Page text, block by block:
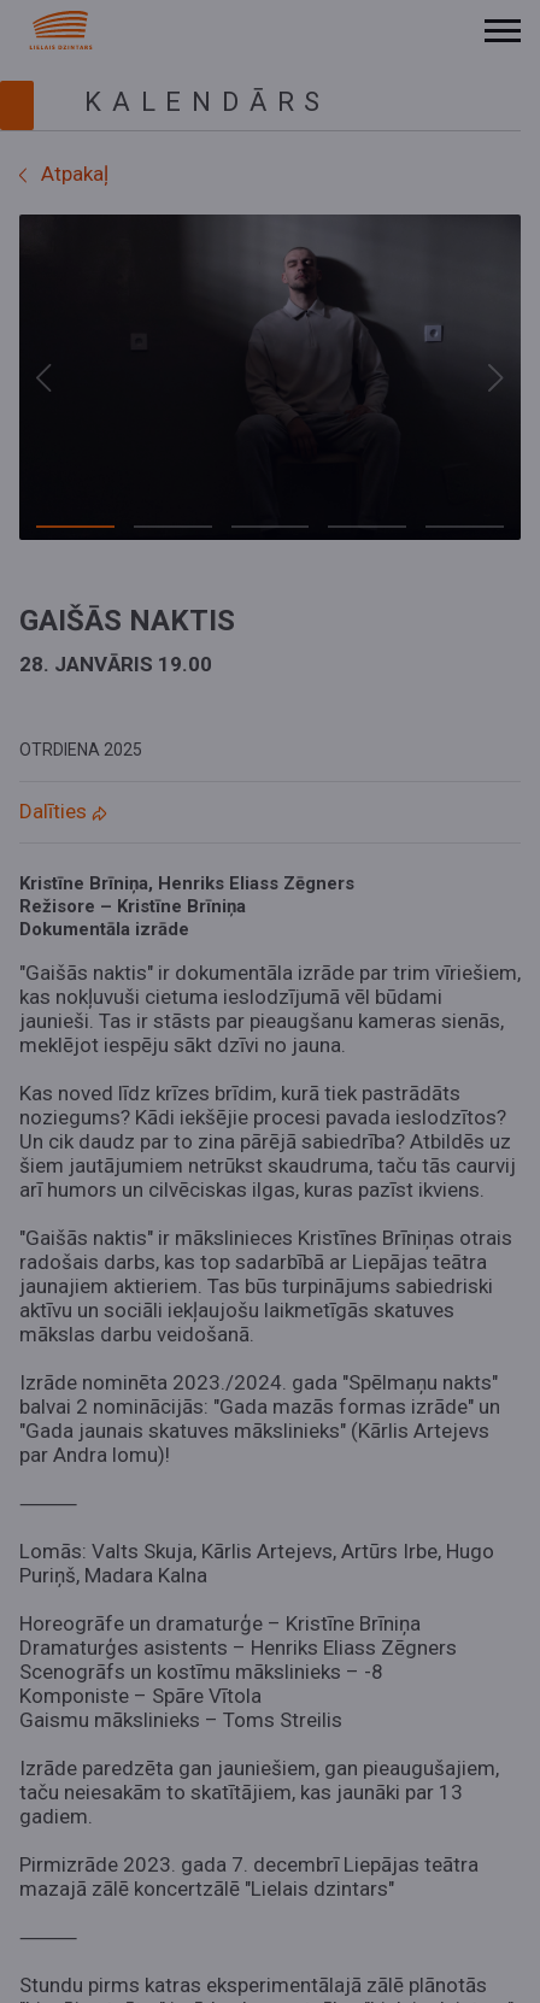
KALENDĀRS
Atpakaļ
Previous Next
GAIŠĀS NAKTIS
28. JANVĀRIS 19.00
OTRDIENA 2025
Dalīties
Kristīne Brīniņa, Henriks Eliass Zēgners
Režisore – Kristīne Brīniņa
Dokumentāla izrāde
"Gaišās naktis" ir dokumentāla izrāde par trim vīriešiem,
kas nokļuvuši cietuma ieslodzījumā vēl būdami
jaunieši. Tas ir stāsts par pieaugšanu kameras sienās,
meklējot iespēju sākt dzīvi no jauna.
Kas noved līdz krīzes brīdim, kurā tiek pastrādāts
noziegums? Kādi iekšējie procesi pavada ieslodzītos?
Un cik daudz par to zina pārējā sabiedrība? Atbildēs uz
šiem jautājumiem netrūkst skaudruma, taču tās caurvij
arī humors un cilvēciskas ilgas, kuras pazīst ikviens.
"Gaišās naktis" ir mākslinieces Kristīnes Brīniņas otrais
radošais darbs, kas top sadarbībā ar Liepājas teātra
jaunajiem aktieriem. Tas būs turpinājums sabiedriski
aktīvu un sociāli iekļaujošu laikmetīgās skatuves
mākslas darbu veidošanā.
Izrāde nominēta 2023./2024. gada "Spēlmaņu nakts"
balvai 2 nominācijās: "Gada mazās formas izrāde" un
"Gada jaunais skatuves mākslinieks" (Kārlis Artejevs
par Andra lomu)!
⸻
Lomās: Valts Skuja, Kārlis Artejevs, Artūrs Irbe, Hugo
Puriņš, Madara Kalna
Horeogrāfe un dramaturģe – Kristīne Brīniņa
Dramaturģes asistents – Henriks Eliass Zēgners
Scenogrāfs un kostīmu mākslinieks – -8
Komponiste – Spāre Vītola
Gaismu mākslinieks – Toms Streilis
Izrāde paredzēta gan jauniešiem, gan pieaugušajiem,
taču neiesakām to skatītājiem, kas jaunāki par 13
gadiem.
Pirmizrāde 2023. gada 7. decembrī Liepājas teātra
mazajā zālē koncertzālē "Lielais dzintars"
⸻
Stundu pirms katras eksperimentālajā zālē plānotās